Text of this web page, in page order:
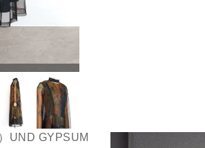
UND GYPSUM